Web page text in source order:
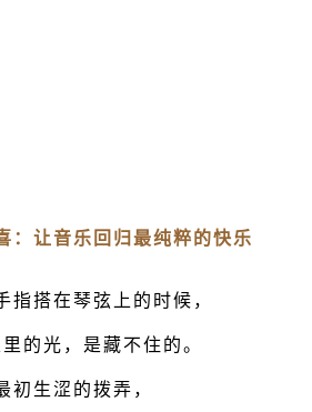
：让音乐回归最纯粹的快乐
指搭在琴弦上的时候，
的光，是藏不住的。
初生涩的拨弄，